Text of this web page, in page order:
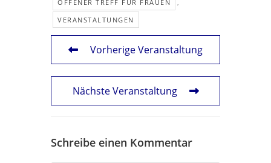
OFFENER TREFF FÜR FRAUEN ,
VERANSTALTUNGEN
Vorherige Veranstaltung
Nächste Veranstaltung
Schreibe einen Kommentar